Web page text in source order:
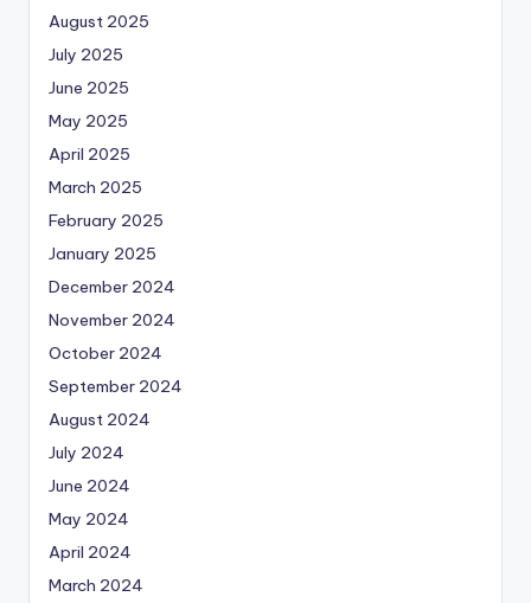
August 2025
July 2025
June 2025
May 2025
April 2025
March 2025
February 2025
January 2025
December 2024
November 2024
October 2024
September 2024
August 2024
July 2024
June 2024
May 2024
April 2024
March 2024